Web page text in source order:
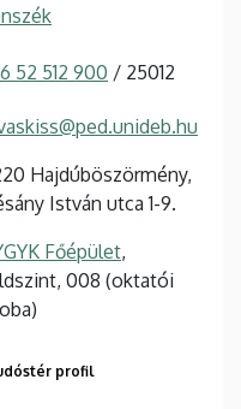
52 512 900 / 25012
Hajdúböszörmény,
István utca 1-9.
Főépület,
008 (oktatói
profil